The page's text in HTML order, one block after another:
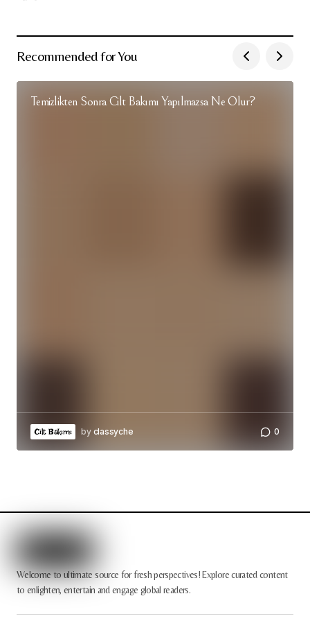
Recommended for You
Temizlikten Sonra Cilt Bakımı Yapılmazsa Ne Olur?
Cilt Bakımı by classyche 0
Welcome to ultimate source for fresh perspectives! Explore curated content
to enlighten, entertain and engage global readers.